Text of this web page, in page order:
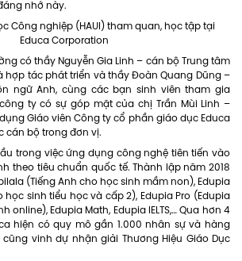
nhớ này.
có thầy Nguyễn Gia Linh – cán bộ Trung tâm
tác phát triển và thầy Đoàn Quang Dũng –
ngữ Anh, cùng các bạn sinh viên tham gia
ty có sự góp mặt của chị Trần Mùi Linh –
Giáo viên Công ty cổ phần giáo dục Educa
cán bộ trong đơn vị.
trong việc ứng dụng công nghệ tiên tiến vào
theo tiêu chuẩn quốc tế. Thành lập năm 2018
(Tiếng Anh cho học sinh mầm non), Edupia
học sinh tiểu học và cấp 2), Edupia Pro (Edupia
online), Edupia Math, Edupia IELTS,… Qua hơn 4
hiện có quy mô gần 1.000 nhân sự và hàng
vinh dự nhận giải Thương Hiệu Giáo Dục